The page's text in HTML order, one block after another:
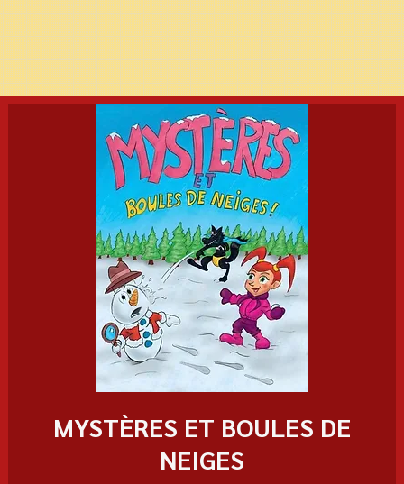
MYSTÈRES ET BOULES DE
NEIGES